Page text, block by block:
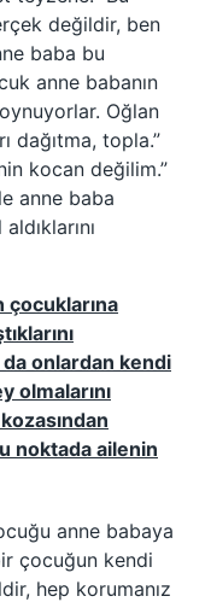
değildir, ben
baba bu
anne babanın
Oğlan
dağıtma, topla.”
kocan değilim.”
anne baba
çocuklarına
onlardan kendi
olmalarını
noktada ailenin
anne babaya
çocuğun kendi
hep korumanız